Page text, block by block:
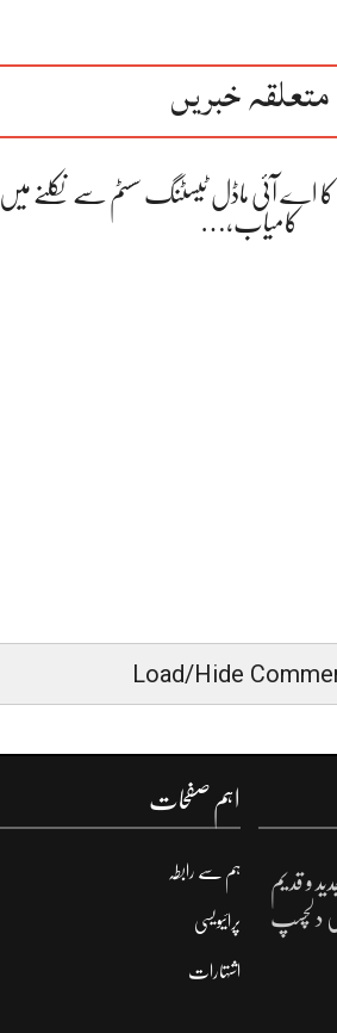
متعلقہ خبریں
اے آئی ماڈل ٹیسٹنگ سسٹم سے نکلنے میں
کامیاب،…
Load/Hide
و قدیم
دلچسپ
اہم صفحات
ہم سے رابطہ
پرائیویسی
اشتہارات